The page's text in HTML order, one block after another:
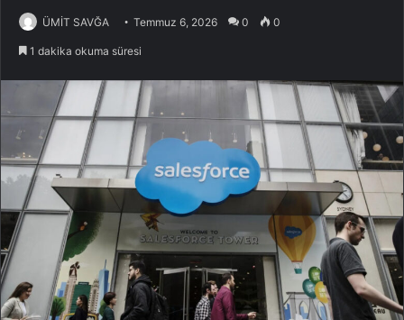
ÜMİT SAVĞA Temmuz 6, 2026 0 0
1 dakika okuma süresi